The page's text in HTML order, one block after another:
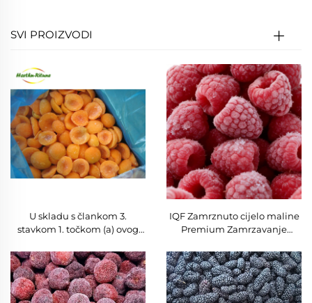
SVI PROIZVODI
U skladu s člankom 3.
stavkom 1. točkom (a) ovog
proizvoda koji sadrže:
IQF Zamrznuto cijelo maline
Premium Zamrzavanje
veleprodaju i maloprodaju